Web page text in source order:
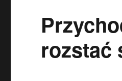
rozstać